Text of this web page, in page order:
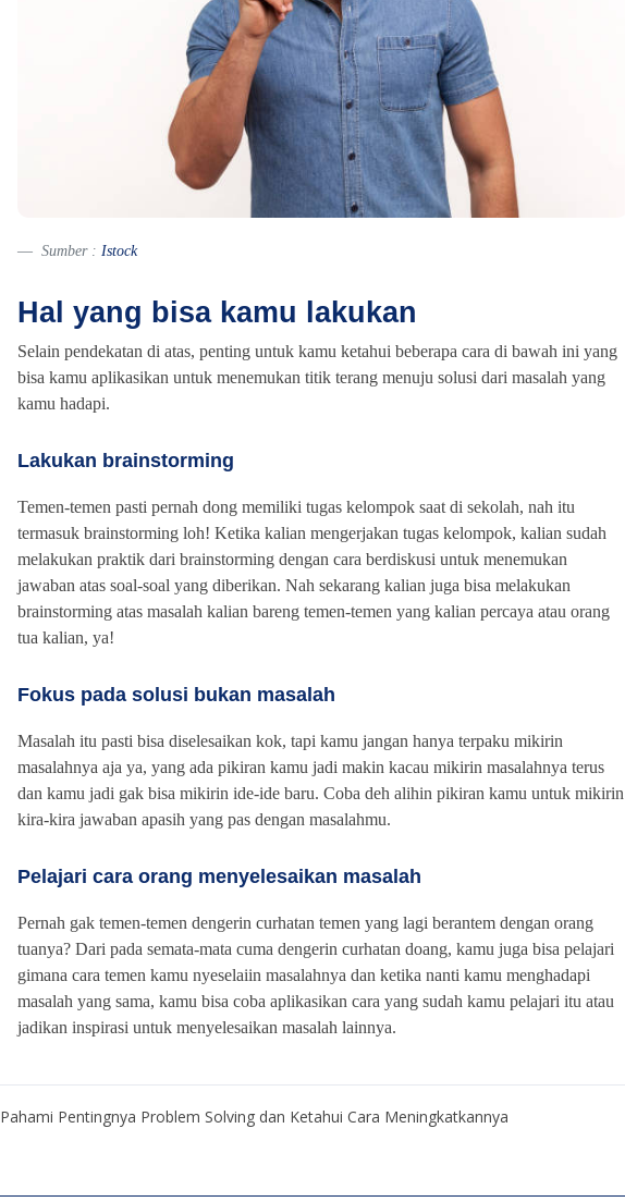
Sumber : Istock
Hal yang bisa kamu lakukan
Selain pendekatan di atas, penting untuk kamu ketahui beberapa cara di bawah ini yang
bisa kamu aplikasikan untuk menemukan titik terang menuju solusi dari masalah yang
kamu hadapi.
Lakukan brainstorming
Temen-temen pasti pernah dong memiliki tugas kelompok saat di sekolah, nah itu
termasuk brainstorming loh! Ketika kalian mengerjakan tugas kelompok, kalian sudah
melakukan praktik dari brainstorming dengan cara berdiskusi untuk menemukan
jawaban atas soal-soal yang diberikan. Nah sekarang kalian juga bisa melakukan
brainstorming atas masalah kalian bareng temen-temen yang kalian percaya atau orang
tua kalian, ya!
Fokus pada solusi bukan masalah
Masalah itu pasti bisa diselesaikan kok, tapi kamu jangan hanya terpaku mikirin
masalahnya aja ya, yang ada pikiran kamu jadi makin kacau mikirin masalahnya terus
dan kamu jadi gak bisa mikirin ide-ide baru. Coba deh alihin pikiran kamu untuk mikirin
kira-kira jawaban apasih yang pas dengan masalahmu.
Pelajari cara orang menyelesaikan masalah
Pernah gak temen-temen dengerin curhatan temen yang lagi berantem dengan orang
tuanya? Dari pada semata-mata cuma dengerin curhatan doang, kamu juga bisa pelajari
gimana cara temen kamu nyeselaiin masalahnya dan ketika nanti kamu menghadapi
masalah yang sama, kamu bisa coba aplikasikan cara yang sudah kamu pelajari itu atau
jadikan inspirasi untuk menyelesaikan masalah lainnya.
Pahami Pentingnya Problem Solving dan Ketahui Cara Meningkatkannya